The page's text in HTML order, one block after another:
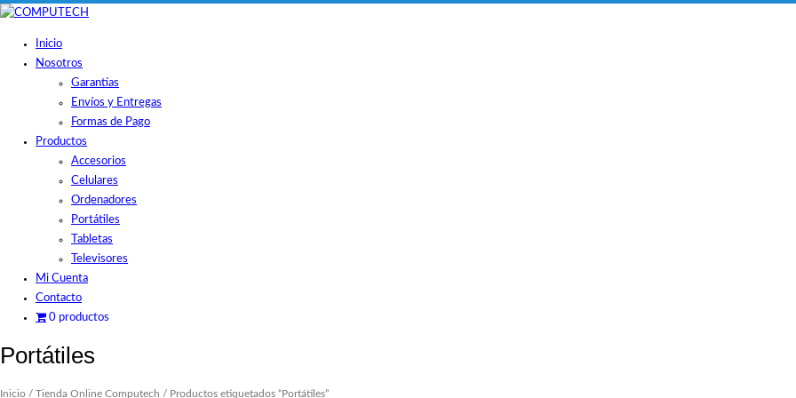
Skip
contentInicio
Nosotros
Garantías
Envíos y Entregas
Formas de Pago
Productos
Accesorios
Celulares
Ordenadores
Portátiles
Tabletas
Televisores
Mi Cuenta
Contacto
0 productos
Portátiles
Inicio / Tienda Online Computech / Productos etiquetados “Portátiles”